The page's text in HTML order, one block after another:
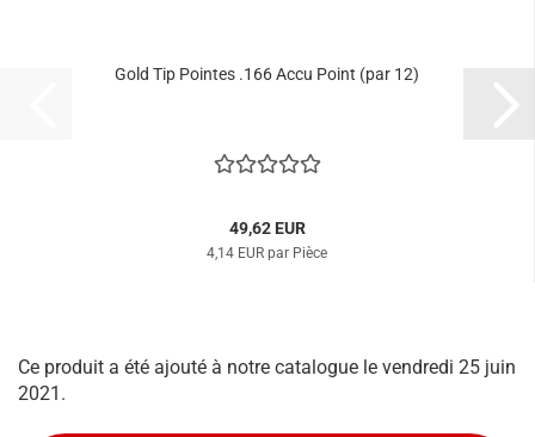
Gold Tip Pointes .166 Accu Point (par 12)
49,62 EUR
4,14 EUR par Pièce
Ce produit a été ajouté à notre catalogue le vendredi 25 juin
2021.